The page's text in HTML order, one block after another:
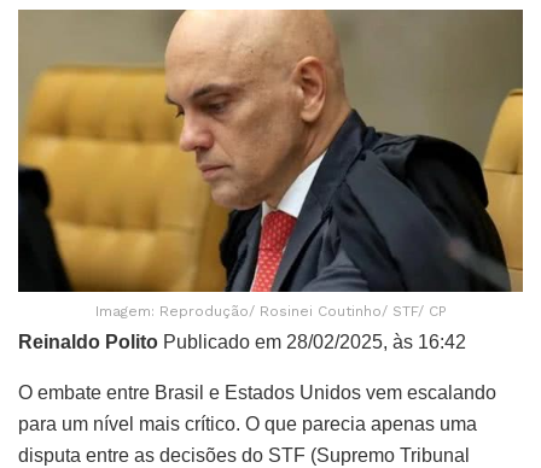
Imagem: Reprodução/ Rosinei Coutinho/ STF/ CP
Reinaldo Polito Publicado em 28/02/2025, às 16:42
O embate entre Brasil e Estados Unidos vem escalando
para um nível mais crítico. O que parecia apenas uma
disputa entre as decisões do STF (Supremo Tribunal